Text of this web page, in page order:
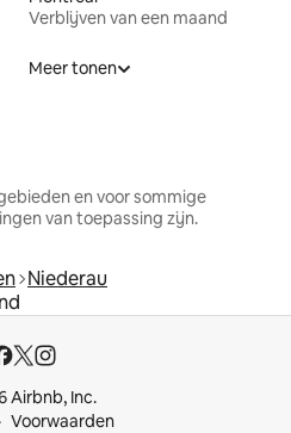
Verblijven van een maand
Meer tonen
en voor sommige
van toepassing zijn.
Niederau
Airbnb, Inc.
Voorwaarden